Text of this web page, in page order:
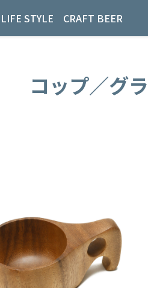
LIFE STYLE CRAFT BEER
コップ／グ